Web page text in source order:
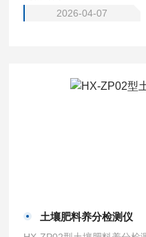
2026-04-07
土壤肥料养分检测仪